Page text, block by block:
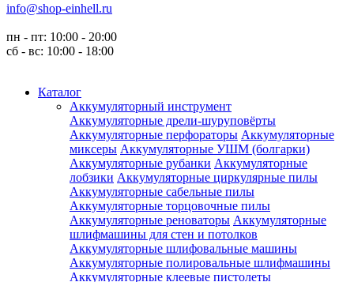
info@shop-einhell.ru
пн - пт: 10:00 - 20:00
сб - вс: 10:00 - 18:00
Каталог
Аккумуляторный инструмент
Аккумуляторные дрели-шуруповёрты
Аккумуляторные перфораторы Аккумуляторные
миксеры Аккумуляторные УШМ (болгарки)
Аккумуляторные рубанки Аккумуляторные
лобзики Аккумуляторные циркулярные пилы
Аккумуляторные сабельные пилы
Аккумуляторные торцовочные пилы
Аккумуляторные реноваторы Аккумуляторные
шлифмашины для стен и потолков
Аккумуляторные шлифовальные машины
Аккумуляторные полировальные шлифмашины
Аккумуляторные клеевые пистолеты